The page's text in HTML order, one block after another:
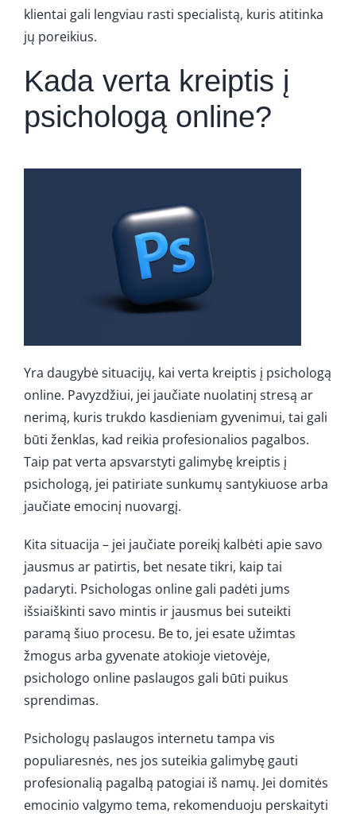
klientai gali lengviau rasti specialistą, kuris atitinka
jų poreikius.
Kada verta kreiptis į
psichologą online?
Yra daugybė situacijų, kai verta kreiptis į psichologą
online. Pavyzdžiui, jei jaučiate nuolatinį stresą ar
nerimą, kuris trukdo kasdieniam gyvenimui, tai gali
būti ženklas, kad reikia profesionalios pagalbos.
Taip pat verta apsvarstyti galimybę kreiptis į
psichologą, jei patiriate sunkumų santykiuose arba
jaučiate emocinį nuovargį.
Kita situacija – jei jaučiate poreikį kalbėti apie savo
jausmus ar patirtis, bet nesate tikri, kaip tai
padaryti. Psichologas online gali padėti jums
išsiaiškinti savo mintis ir jausmus bei suteikti
paramą šiuo procesu. Be to, jei esate užimtas
žmogus arba gyvenate atokioje vietovėje,
psichologo online paslaugos gali būti puikus
sprendimas.
Psichologų paslaugos internetu tampa vis
populiaresnės, nes jos suteikia galimybę gauti
profesionalią pagalbą patogiai iš namų. Jei domitės
emocinio valgymo tema, rekomenduoju perskaityti